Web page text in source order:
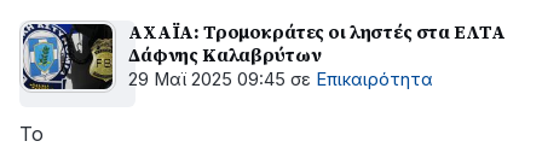
ΑΧΑΪΑ: Τρομοκράτες οι ληστές στα ΕΛΤΑ
Δάφνης Καλαβρύτων
29 Μαϊ 2025 09:45 σε Επικαιρότητα
Το